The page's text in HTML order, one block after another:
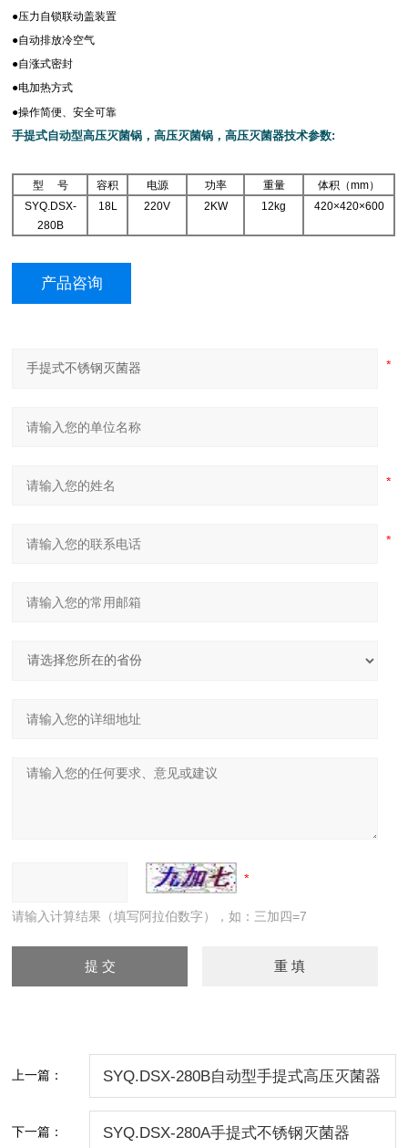
●压力自锁联动盖装置
●自动排放冷空气
●自涨式密封
●电加热方式
●操作简便、安全可靠
手提式自动型高压灭菌锅，高压灭菌锅，高压灭菌器技术参数:
型 号 容积 电源 功率 重量
体积（mm）
SYQ.DSX-
280B
18L 220V 2KW 12kg 420×420×600
产品咨询
请输入计算结果（填写阿拉伯数字），如：三加四=7
上一篇： SYQ.DSX-280B自动型手提式高压灭菌器
下一篇： SYQ.DSX-280A手提式不锈钢灭菌器